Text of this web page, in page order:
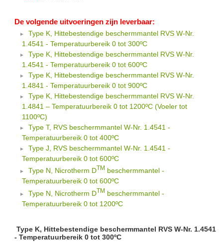
De volgende uitvoeringen zijn leverbaar:
Type K, Hittebestendige beschermmantel RVS W-Nr.
1.4541 - Temperatuurbereik 0 tot 300ºC
Type K, Hittebestendige beschermmantel RVS W-Nr.
1.4541 - Temperatuurbereik 0 tot 600ºC
Type K, Hittebestendige beschermmantel RVS W-Nr.
1.4841 - Temperatuurbereik 0 tot 900ºC
Type K, Hittebestendige beschermmantel RVS W-Nr.
1.4841 – Temperatuurbereik 0 tot 1200ºC (Voeler tot
1100ºC)
Type T, RVS beschermmantel W-Nr. 1.4541 -
Temperatuurbereik 0 tot 400ºC
Type J, RVS beschermmantel W-Nr. 1.4541 -
Temperatuurbereik 0 tot 600ºC
Type N, Nicrotherm DTM beschermmantel -
Temperatuurbereik 0 tot 600ºC
Type N, Nicrotherm DTM beschermmantel -
Temperatuurbereik 0 tot 1200ºC
Type K, Hittebestendige beschermmantel RVS W-Nr. 1.4541
- Temperatuurbereik 0 tot 300ºC